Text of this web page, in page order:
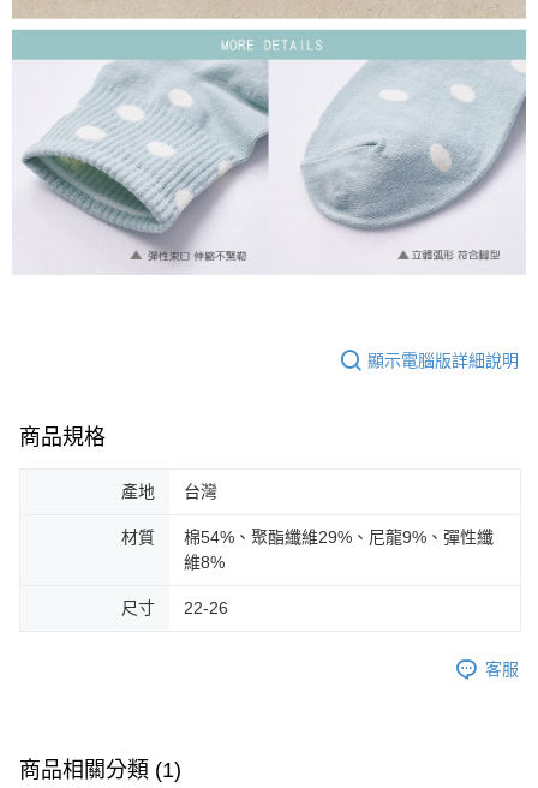
顯示電腦版詳細說明
商品規格
產地 台灣
材質
棉54%、聚酯纖維29%、尼龍9%、彈性纖
維8%
尺寸 22-26
客服
商品相關分類 (1)